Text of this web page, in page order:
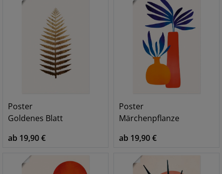
Poster
Goldenes Blatt
ab 19,90 €
Poster
Märchenpflanze
ab 19,90 €